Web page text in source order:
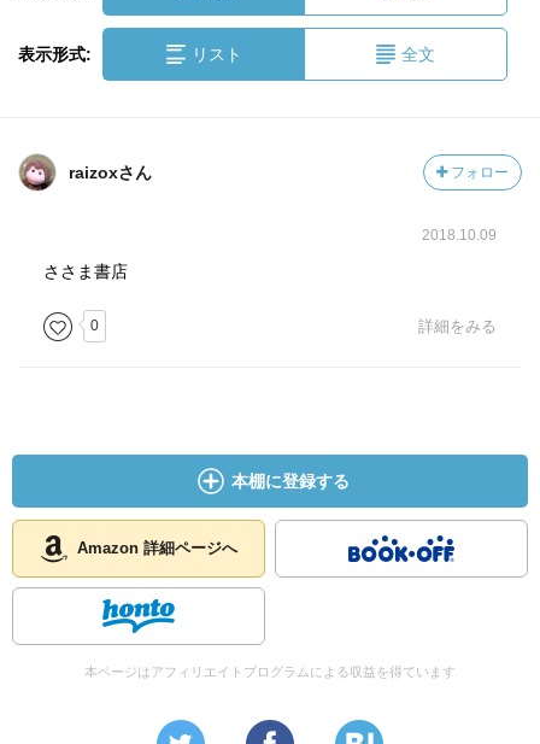
表示形式: リスト 全文
raizoxさん フォロー
2018.10.09
ささま書店
0 詳細をみる
本棚に登録する
Amazon 詳細ページへ
本ページはアフィリエイトプログラムによる収益を得ています